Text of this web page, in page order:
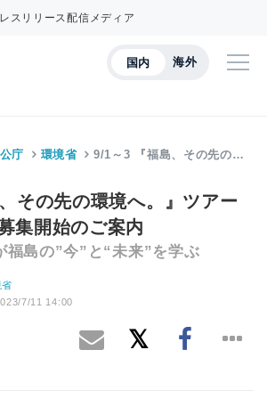
スリリース配信メディア
国内 海外
庁 環境省 9/1～3 『福島、その先の…
その先の環境へ。』ツアー
集開始のご案内
福島の”今”と“未来”を学ぶ
7/11 14:00